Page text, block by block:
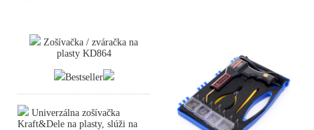
Zošívačka / zváračka na
plasty KD864
Bestseller
Univerzálna zošívačka
Kraft&Dele na plasty, slúži na